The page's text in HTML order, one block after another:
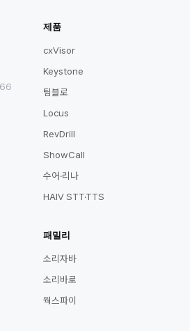
제품
cxVisor
Keystone
팀블로
Locus
RevDrill
ShowCall
수어·리나
HAIV STT·TTS
패밀리
소리자바
소리바로
웍스파이